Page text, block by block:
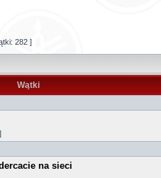
282 ]
Wątki
]
na sieci